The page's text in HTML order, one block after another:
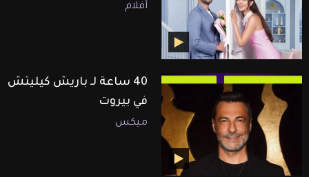
أفلام
40 ساعة لـ باريش كيليتش
في بيروت
ميكس